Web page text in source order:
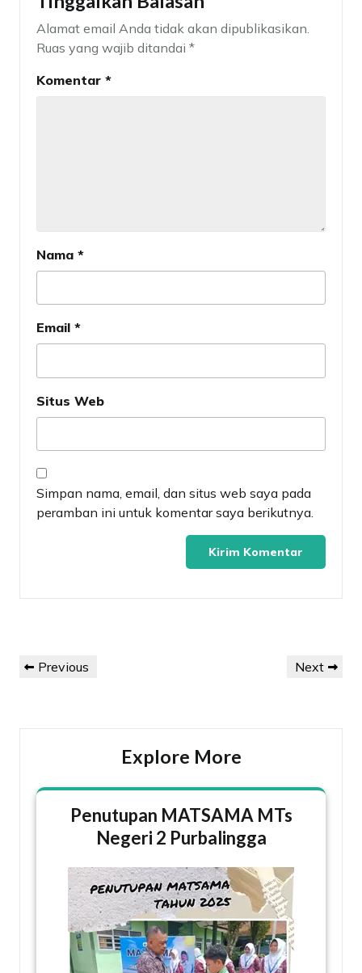
Alamat email Anda tidak akan dipublikasikan.
Ruas yang wajib ditandai *
Komentar *
Nama *
Email *
Situs Web
Simpan nama, email, dan situs web saya pada
peramban ini untuk komentar saya berikutnya.
pos
Previous
Previous
Next
Next
Explore More
Penutupan MATSAMA MTs
Negeri 2 Purbalingga